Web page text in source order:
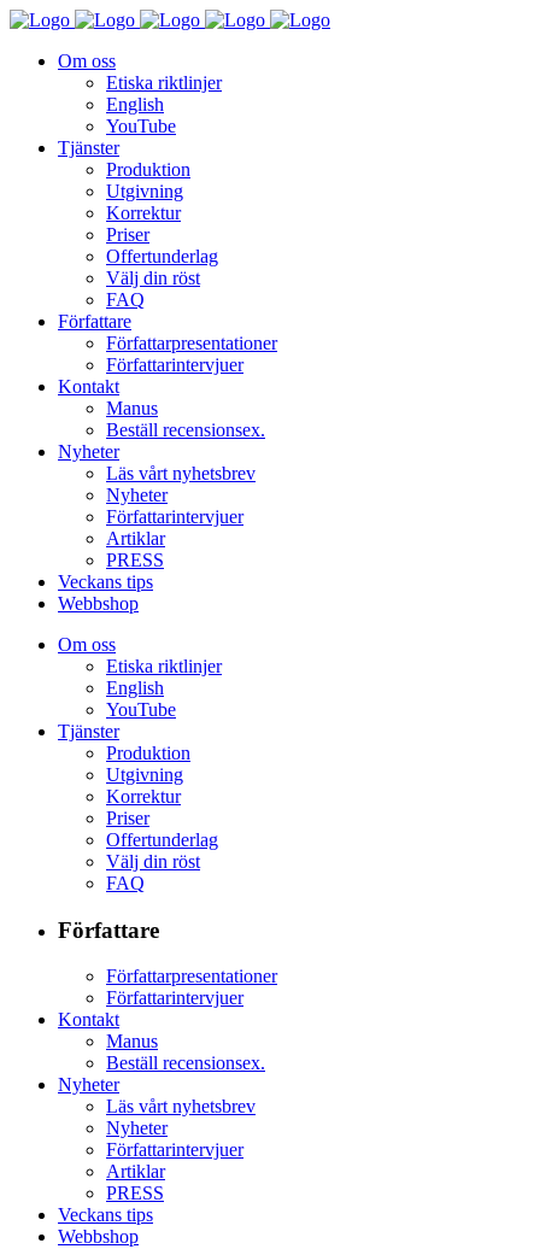
Om oss
Etiska riktlinjer
English
YouTube
Tjänster
Produktion
Utgivning
Korrektur
Priser
Offertunderlag
Välj din röst
FAQ
Författare
Författarpresentationer
Författarintervjuer
Kontakt
Manus
Beställ recensionsex.
Nyheter
Läs vårt nyhetsbrev
Nyheter
Författarintervjuer
Artiklar
PRESS
Veckans tips
Webbshop
Om oss
Etiska riktlinjer
English
YouTube
Tjänster
Produktion
Utgivning
Korrektur
Priser
Offertunderlag
Välj din röst
FAQ
Författare
Författarpresentationer
Författarintervjuer
Kontakt
Manus
Beställ recensionsex.
Nyheter
Läs vårt nyhetsbrev
Nyheter
Författarintervjuer
Artiklar
PRESS
Veckans tips
Webbshop